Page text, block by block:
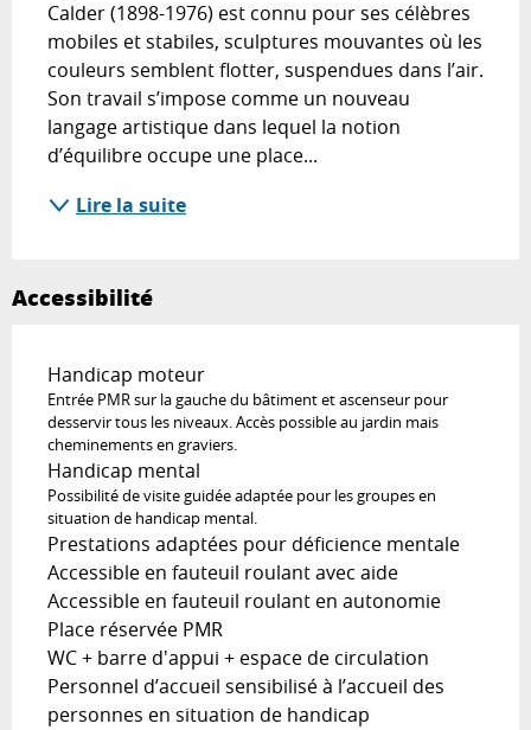
Calder (1898-1976) est connu pour ses célèbres
mobiles et stabiles, sculptures mouvantes où les
couleurs semblent flotter, suspendues dans l’air.
Son travail s’impose comme un nouveau
langage artistique dans lequel la notion
d’équilibre occupe une place...
Lire la suite
Accessibilité
Handicap moteur
Entrée PMR sur la gauche du bâtiment et ascenseur pour
desservir tous les niveaux. Accès possible au jardin mais
cheminements en graviers.
Handicap mental
Possibilité de visite guidée adaptée pour les groupes en
situation de handicap mental.
Prestations adaptées pour déficience mentale
Accessible en fauteuil roulant avec aide
Accessible en fauteuil roulant en autonomie
Place réservée PMR
WC + barre d'appui + espace de circulation
Personnel d’accueil sensibilisé à l’accueil des
personnes en situation de handicap